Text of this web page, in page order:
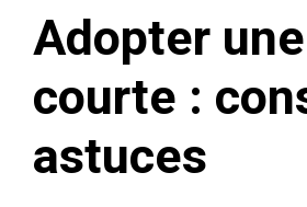
Adopter
courte :
astuces